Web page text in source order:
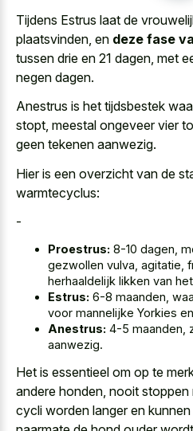
Tijdens Estrus laat de
plaatsvinden, en deze fase
tussen drie en 21 dagen, met
negen dagen.
Anestrus is het tijdsbestek
stopt, meestal ongeveer vier
geen tekenen aanwezig.
Hier is een overzicht van de
warmtecyclus:
-
Proestrus: 8-10 dagen,
gezwollen vulva, agitatie,
herhaaldelijk likken van
Estrus: 6-8 maanden,
voor mannelijke Yorkies
Anestrus: 4-5 maanden,
aanwezig.
Het is essentieel om op te
andere honden, nooit
cycli worden langer en kunnen